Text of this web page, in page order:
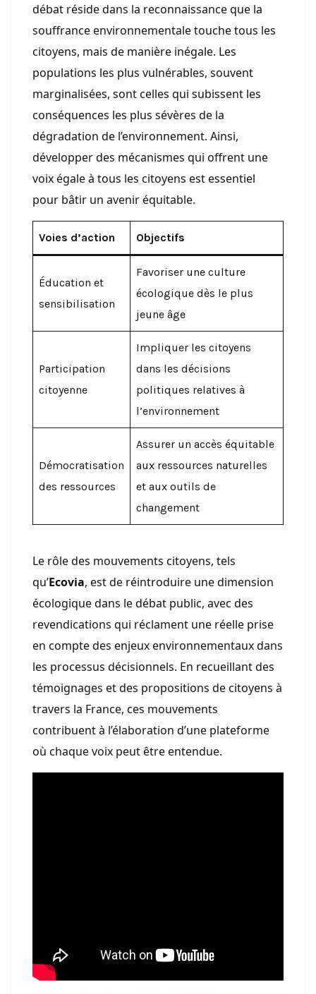
débat réside dans la reconnaissance que la
souffrance environnementale touche tous les
citoyens, mais de manière inégale. Les
populations les plus vulnérables, souvent
marginalisées, sont celles qui subissent les
conséquences les plus sévères de la
dégradation de l’environnement. Ainsi,
développer des mécanismes qui offrent une
voix égale à tous les citoyens est essentiel
pour bâtir un avenir équitable.
Voies d’action Objectifs
Éducation et
sensibilisation
Favoriser une culture
écologique dès le plus
jeune âge
Participation
citoyenne
Impliquer les citoyens
dans les décisions
politiques relatives à
l’environnement
Démocratisation
des ressources
Assurer un accès équitable
aux ressources naturelles
et aux outils de
changement
Le rôle des mouvements citoyens, tels
qu’Ecovia, est de réintroduire une dimension
écologique dans le débat public, avec des
revendications qui réclament une réelle prise
en compte des enjeux environnementaux dans
les processus décisionnels. En recueillant des
témoignages et des propositions de citoyens à
travers la France, ces mouvements
contribuent à l’élaboration d’une plateforme
où chaque voix peut être entendue.